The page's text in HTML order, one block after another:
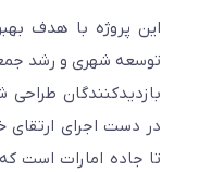
این پروژه با هدف
توسعه شهری و رشد
بازدیدکنندگان طراحی
در دست اجرای ارتقای
تا جاده امارات است که